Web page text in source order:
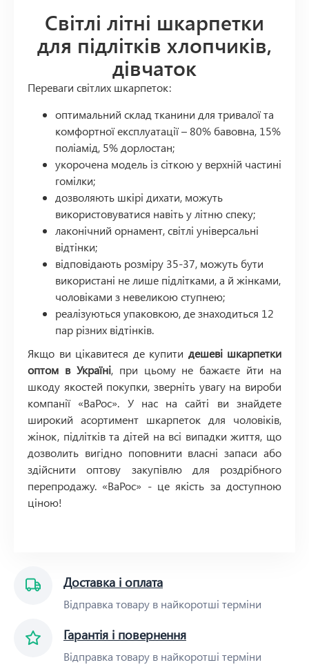
Доставка і оплата
Відправка товару в найкоротші терміни
Гарантія і повернення
Відправка товару в найкоротші терміни
Світлі літні шкарпетки
для підлітків хлопчиків,
дівчаток
Переваги світлих шкарпеток:
оптимальний склад тканини для тривалої та
комфортної експлуатації – 80% бавовна, 15%
поліамід, 5% дорлостан;
укорочена модель із сіткою у верхній частині
гомілки;
дозволяють шкірі дихати, можуть
використовуватися навіть у літню спеку;
лаконічний орнамент, світлі універсальні
відтінки;
відповідають розміру 35-37, можуть бути
використані не лише підлітками, а й жінками,
чоловіками з невеликою ступнею;
реалізуються упаковкою, де знаходиться 12
пар різних відтінків.
Якщо ви цікавитеся де купити дешеві шкарпетки
оптом в Україні, при цьому не бажаєте йти на
шкоду якостей покупки, зверніть увагу на вироби
компанії «ВаРос». У нас на сайті ви знайдете
широкий асортимент шкарпеток для чоловіків,
жінок, підлітків та дітей на всі випадки життя, що
дозволить вигідно поповнити власні запаси або
здійснити оптову закупівлю для роздрібного
перепродажу. «ВаРос» - це якість за доступною
ціною!